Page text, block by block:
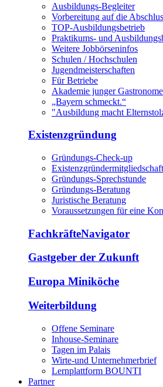
Ausbildungs-Begleiter
Vorbereitung auf die
TOP-Ausbildungsbetrieb
Praktikums- und
Weitere Jobbörseninfos
Schulen / Hochschulen
Jugendmeisterschaften
Für Betriebe
Akademie junger
„Bayern schmeckt.“
"Ausbildung macht
Existenzgründung
Gründungs-Check-up
Existenzgründermitgliedschaft
Gründungs-Sprechstunde
Gründungs-Beratung
Juristische Beratung
Voraussetzungen für eine
FachkräfteNavigator
Gastgeber der Zukunft
Europa Miniköche
Weiterbildung
Offene Seminare
Inhouse-Seminare
Tagen im Palais
Wirte-und Unternehmerbrief
Lernplattform BOUNTI
Partner